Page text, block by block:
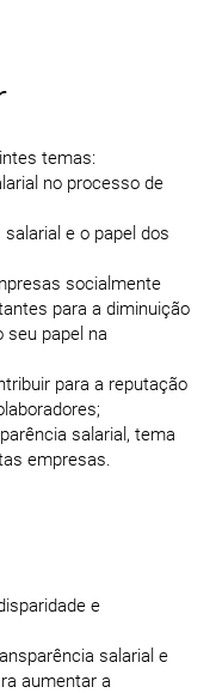
temas:
no processo de
e o papel dos
socialmente
para a diminuição
seu papel na
para a reputação
salarial, tema
empresas.
e
salarial e
aumentar a